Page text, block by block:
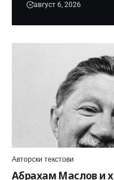
август 6, 2026
Авторски текстови
Абрахам Маслов и